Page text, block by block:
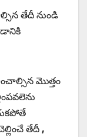
తేదీ నుండి
మొత్తం
తేదీ,